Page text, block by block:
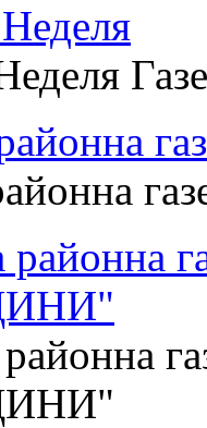
районна
районна
районна